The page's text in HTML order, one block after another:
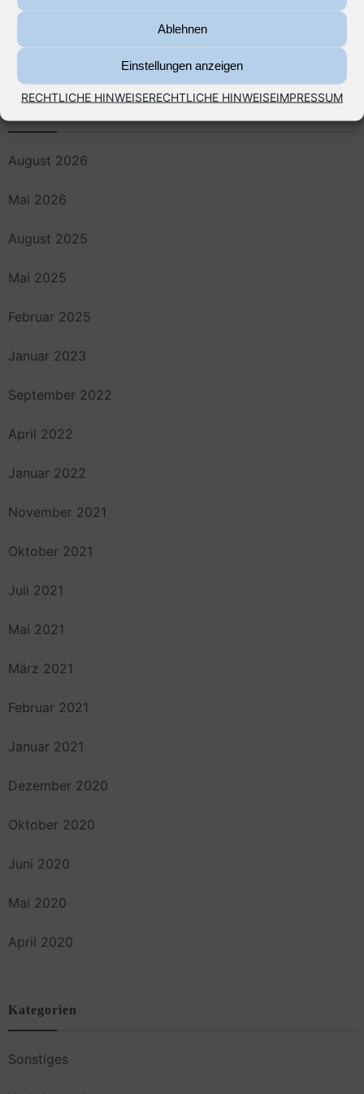
Ablehnen
Einstellungen anzeigen
RECHTLICHE HINWEISERECHTLICHE HINWEISEIMPRESSUM
Wohngebäudeversicherung, Wasserschäden und die
„Fugenfälle“
August 2026
Mai 2026
August 2025
Mai 2025
Februar 2025
Januar 2023
September 2022
April 2022
Januar 2022
November 2021
Oktober 2021
Juli 2021
Mai 2021
März 2021
Februar 2021
Januar 2021
Dezember 2020
Oktober 2020
Juni 2020
Mai 2020
April 2020
Kategorien
Sonstiges